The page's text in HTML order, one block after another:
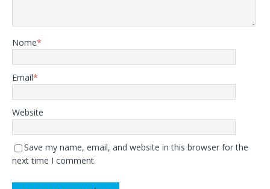
Nome*
Email*
Website
Save my name, email, and website in this browser for the
next time I comment.